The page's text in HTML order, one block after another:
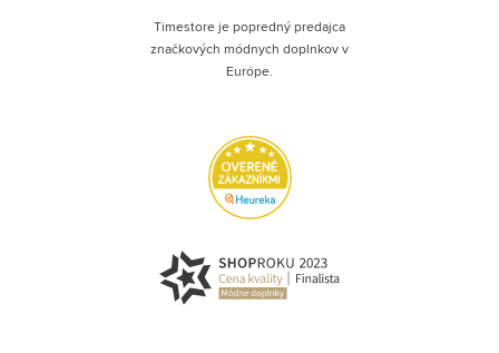
Timestore je popredný predajca
značkových módnych doplnkov v
Európe.